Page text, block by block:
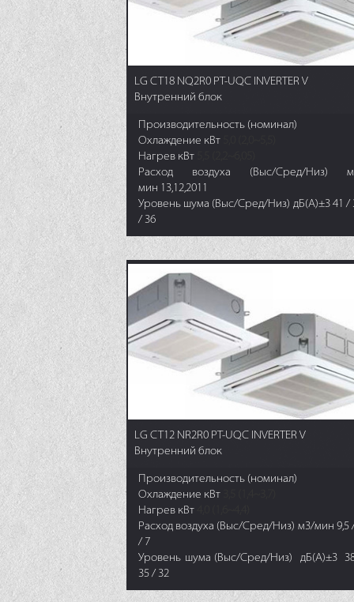
LG CT18 NQ2R0 PT-UQC INVERTER V
Внутренний блок
Производительность (номинал)
Охлаждение кВт
Нагрев кВт
Расход воздуха (Выс/Сред/Низ)
мин 13,12,2011
Уровень шума (Выс/Сред/Низ) дБ(А)±3 41 /
/ 36
LG CT12 NR2R0 PT-UQC INVERTER V
Внутренний блок
Производительность (номинал)
Охлаждение кВт
Нагрев кВт
Расход воздуха (Выс/Сред/Низ) м3/мин 9,5
/ 7
Уровень шума (Выс/Сред/Низ) дБ(А)±3
35 / 32